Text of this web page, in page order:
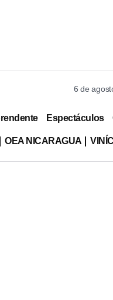
6 de
Espectáculos
OEA NICARAGUA